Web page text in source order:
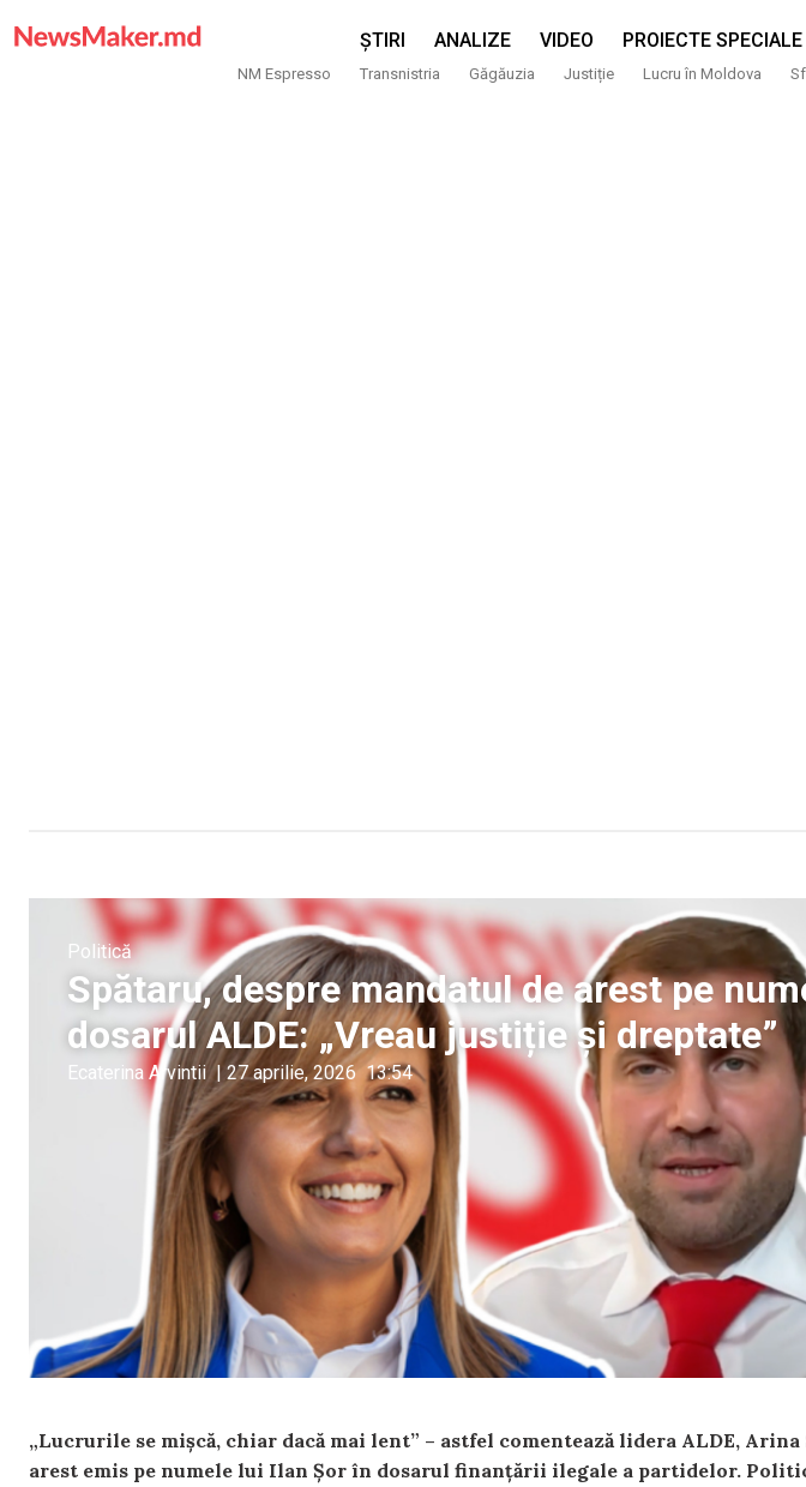
ȘTIRI ANALIZE VIDEO PROIECTE SPECIALE
NM Espresso Transnistria Găgăuzia Justiție Lucru în Moldova
Politică
Spătaru, despre mandatul de arest pe
dosarul ALDE: „Vreau justiție și dreptate”
Ecaterina Arvintii | 27 aprilie, 2026 13:54
„Lucrurile se mișcă, chiar dacă mai lent” – astfel comentează lidera ALDE,
arest emis pe numele lui Ilan Șor în dosarul finanțării ilegale a partidelor.